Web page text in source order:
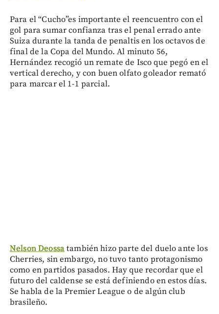
Para el “Cucho”es importante el reencuentro con el
gol para sumar confianza tras el penal errado ante
Suiza durante la tanda de penaltis en los octavos de
final de la Copa del Mundo. Al minuto 56,
Hernández recogió un remate de Isco que pegó en el
vertical derecho, y con buen olfato goleador remató
para marcar el 1-1 parcial.
Nelson Deossatambién hizo parte del duelo ante los
Cherries, sin embargo, no tuvo tanto protagonismo
como en partidos pasados. Hay que recordar que el
futuro del caldense se está definiendo en estos días.
Se habla de la Premier League o de algún club
brasileño.